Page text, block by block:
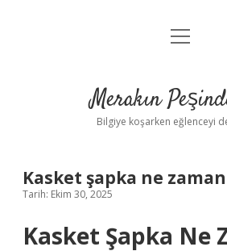
Anasayfa
Yasal Uyarı
menüyü
Merakın
Bilgiye koşarken eğlenceyi
Kasket şapka ne zaman
Tarih: Ekim 30, 2025
Kasket Şapka Ne